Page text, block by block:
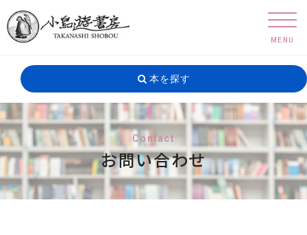
本を探す
Contact
お問い合わせ
MENU